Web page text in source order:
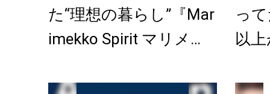
た“理想の暮らし”『Mar
imekko Spirit マリメ
っ
以